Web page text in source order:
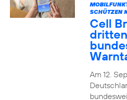
SCHÜTZEN
Cell
Am 12.